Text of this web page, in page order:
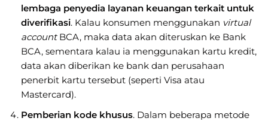
lembaga penyedia layanan keuangan terkait untuk
diverifikasi. Kalau konsumen menggunakan virtual
accountBCA, maka data akan diteruskan ke Bank
BCA, sementara kalau ia menggunakan kartu kredit,
data akan diberikan ke bank dan perusahaan
penerbit kartu tersebut (seperti Visa atau
Mastercard).
Pemberian kode khusus. Dalam beberapa metode